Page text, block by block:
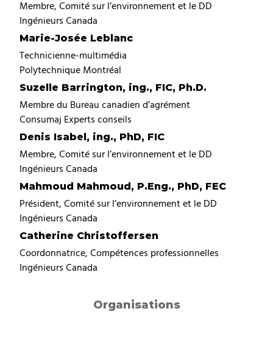
Membre, Comité sur l’environnement et le DD
Ingénieurs Canada
Marie-Josée Leblanc
Technicienne-multimédia
Polytechnique Montréal
Suzelle Barrington, ing., FIC, Ph.D.
Membre du Bureau canadien d’agrément
Consumaj Experts conseils
Denis Isabel, ing., PhD, FIC
Membre, Comité sur l’environnement et le DD
Ingénieurs Canada
Mahmoud Mahmoud, P.Eng., PhD, FEC
Président, Comité sur l’environnement et le DD
Ingénieurs Canada
Catherine Christoffersen
Coordonnatrice, Compétences professionnelles
Ingénieurs Canada
Organisations